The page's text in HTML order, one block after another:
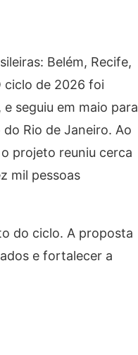
Belém, Recife,
ciclo de 2026 foi
seguiu em maio para
Rio de Janeiro. Ao
projeto reuniu cerca
mil pessoas
do ciclo. A proposta
e fortalecer a